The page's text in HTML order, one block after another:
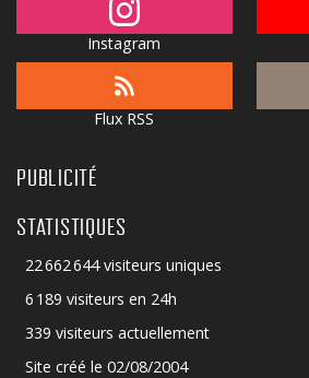
Instagram
Flux RSS
PUBLICITÉ
STATISTIQUES
22 662 644 visiteurs uniques
6 189 visiteurs en 24h
339 visiteurs actuellement
Site créé le 02/08/2004